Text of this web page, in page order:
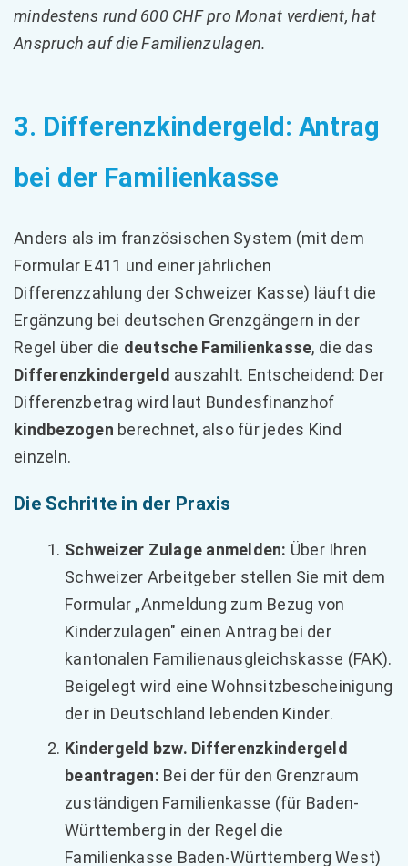
mindestens rund 600 CHF pro Monat verdient, hat
Anspruch auf die Familienzulagen.
3. Differenzkindergeld: Antrag
bei der Familienkasse
Anders als im französischen System (mit dem
Formular E411 und einer jährlichen
Differenzzahlung der Schweizer Kasse) läuft die
Ergänzung bei deutschen Grenzgängern in der
Regel über die deutsche Familienkasse, die das
Differenzkindergeld auszahlt. Entscheidend: Der
Differenzbetrag wird laut Bundesfinanzhof
kindbezogen berechnet, also für jedes Kind
einzeln.
Die Schritte in der Praxis
Schweizer Zulage anmelden: Über Ihren
Schweizer Arbeitgeber stellen Sie mit dem
Formular „Anmeldung zum Bezug von
Kinderzulagen" einen Antrag bei der
kantonalen Familienausgleichskasse (FAK).
Beigelegt wird eine Wohnsitzbescheinigung
der in Deutschland lebenden Kinder.
Kindergeld bzw. Differenzkindergeld
beantragen: Bei der für den Grenzraum
zuständigen Familienkasse (für Baden-
Württemberg in der Regel die
Familienkasse Baden-Württemberg West)